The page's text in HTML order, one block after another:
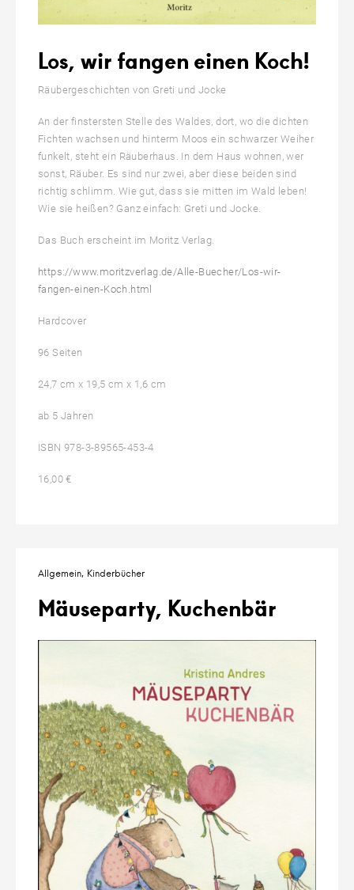
Los, wir fangen einen Koch!
Räubergeschichten von Greti und Jocke
An der finstersten Stelle des Waldes, dort, wo die dichten
Fichten wachsen und hinterm Moos ein schwarzer Weiher
funkelt, steht ein Räuberhaus. In dem Haus wohnen, wer
sonst, Räuber. Es sind nur zwei, aber diese beiden sind
richtig schlimm. Wie gut, dass sie mitten im Wald leben!
Wie sie heißen? Ganz einfach: Greti und Jocke.
Das Buch erscheint im Moritz Verlag.
https://www.moritzverlag.de/Alle-Buecher/Los-wir-
fangen-einen-Koch.html
Hardcover
96 Seiten
24,7 cm x 19,5 cm x 1,6 cm
ab 5 Jahren
ISBN 978-3-89565-453-4
16,00 €
Allgemein Kinderbücher
Mäuseparty, Kuchenbär